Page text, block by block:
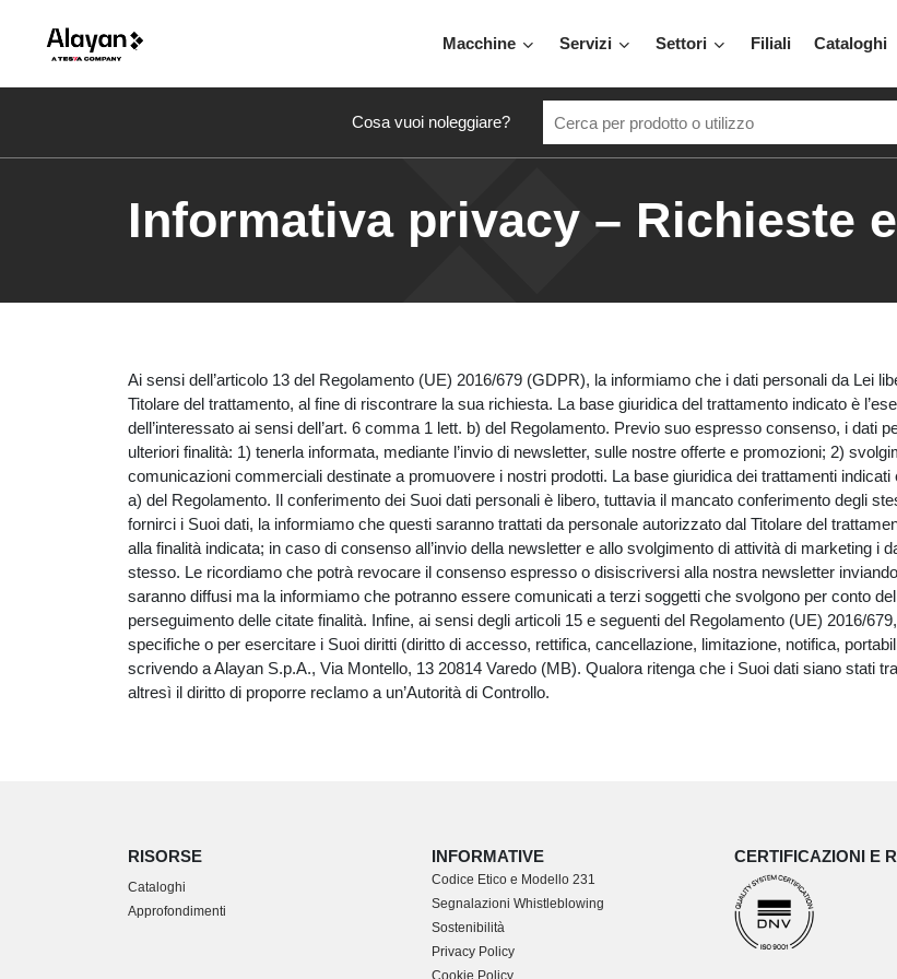
Macchine Servizi Settori Filiali Cataloghi
Cosa vuoi noleggiare?
Informativa privacy – Richieste
Ai sensi dell’articolo 13 del Regolamento (UE) 2016/679 (GDPR), la informiamo che i dati personali da Lei
Titolare del trattamento, al fine di riscontrare la sua richiesta. La base giuridica del trattamento indicato è
dell’interessato ai sensi dell’art. 6 comma 1 lett. b) del Regolamento. Previo suo espresso consenso, i dati
ulteriori finalità: 1) tenerla informata, mediante l’invio di newsletter, sulle nostre offerte e promozioni; 2)
comunicazioni commerciali destinate a promuovere i nostri prodotti. La base giuridica dei trattamenti indicati
a) del Regolamento. Il conferimento dei Suoi dati personali è libero, tuttavia il mancato conferimento degli
fornirci i Suoi dati, la informiamo che questi saranno trattati da personale autorizzato dal Titolare del
alla finalità indicata; in caso di consenso all’invio della newsletter e allo svolgimento di attività di marketing
stesso. Le ricordiamo che potrà revocare il consenso espresso o disiscriversi alla nostra newsletter
saranno diffusi ma la informiamo che potranno essere comunicati a terzi soggetti che svolgono per conto
perseguimento delle citate finalità. Infine, ai sensi degli articoli 15 e seguenti del Regolamento (UE) 2016/
specifiche o per esercitare i Suoi diritti (diritto di accesso, rettifica, cancellazione, limitazione, notifica,
scrivendo a Alayan S.p.A., Via Montello, 13 20814 Varedo (MB). Qualora ritenga che i Suoi dati siano stati
altresì il diritto di proporre reclamo a un’Autorità di Controllo.
RISORSE
Cataloghi
Approfondimenti
INFORMATIVE
Codice Etico e Modello 231
Segnalazioni Whistleblowing
Sostenibilità
Privacy Policy
Cookie Policy
CERTIFICAZIONI E